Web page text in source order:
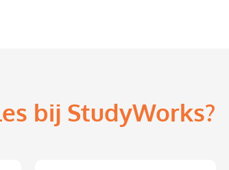
bij StudyWorks?